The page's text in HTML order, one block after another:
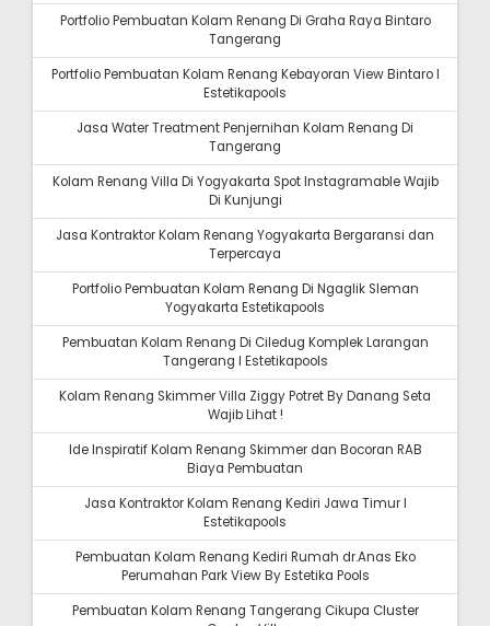
Portfolio Pembuatan Kolam Renang Di Graha Raya Bintaro
Tangerang
Portfolio Pembuatan Kolam Renang Kebayoran View Bintaro I
Estetikapools
Jasa Water Treatment Penjernihan Kolam Renang Di
Tangerang
Kolam Renang Villa Di Yogyakarta Spot Instagramable Wajib
Di Kunjungi
Jasa Kontraktor Kolam Renang Yogyakarta Bergaransi dan
Terpercaya
Portfolio Pembuatan Kolam Renang Di Ngaglik Sleman
Yogyakarta Estetikapools
Pembuatan Kolam Renang Di Ciledug Komplek Larangan
Tangerang I Estetikapools
Kolam Renang Skimmer Villa Ziggy Potret By Danang Seta
Wajib Lihat !
Ide Inspiratif Kolam Renang Skimmer dan Bocoran RAB
Biaya Pembuatan
Jasa Kontraktor Kolam Renang Kediri Jawa Timur I
Estetikapools
Pembuatan Kolam Renang Kediri Rumah dr.Anas Eko
Perumahan Park View By Estetika Pools
Pembuatan Kolam Renang Tangerang Cikupa Cluster